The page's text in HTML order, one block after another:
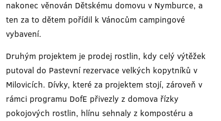
nakonec věnován Dětskému domovu v Nymburce, a
ten za to dětem pořídil k Vánocům campingové
vybavení.
Druhým projektem je prodej rostlin, kdy celý výtěžek
putoval do Pastevní rezervace velkých kopytníků v
Milovicích. Dívky, které za projektem stojí, zároveň v
rámci programu DofE přivezly z domova řízky
pokojových rostlin, hlínu sehnaly z kompostéru a